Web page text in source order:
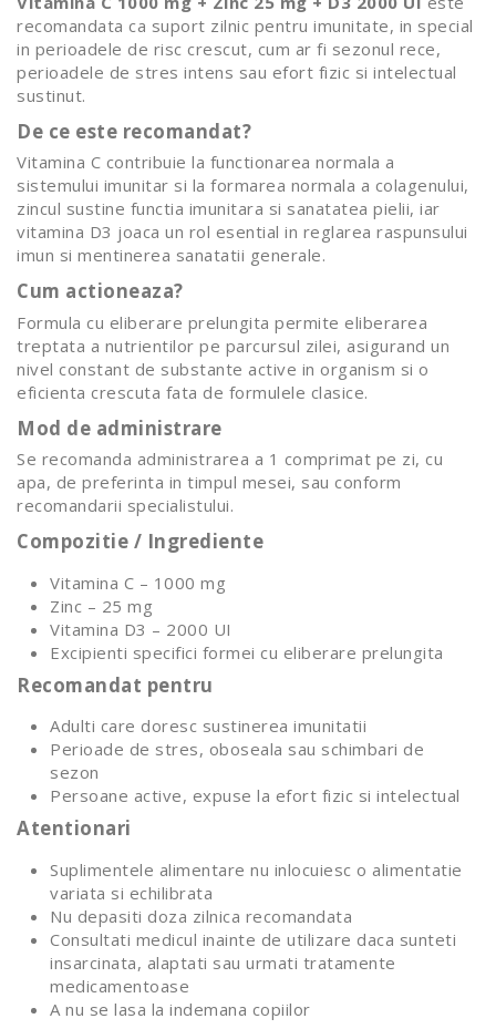
recomandata ca suport zilnic pentru imunitate, in special
in perioadele de risc crescut, cum ar fi sezonul rece,
perioadele de stres intens sau efort fizic si intelectual
sustinut.
De ce este recomandat?
Vitamina C contribuie la functionarea normala a
sistemului imunitar si la formarea normala a colagenului,
zincul sustine functia imunitara si sanatatea pielii, iar
vitamina D3 joaca un rol esential in reglarea raspunsului
imun si mentinerea sanatatii generale.
Cum actioneaza?
Formula cu eliberare prelungita permite eliberarea
treptata a nutrientilor pe parcursul zilei, asigurand un
nivel constant de substante active in organism si o
eficienta crescuta fata de formulele clasice.
Mod de administrare
Se recomanda administrarea a 1 comprimat pe zi, cu
apa, de preferinta in timpul mesei, sau conform
recomandarii specialistului.
Compozitie / Ingrediente
Vitamina C – 1000 mg
Zinc – 25 mg
Vitamina D3 – 2000 UI
Excipienti specifici formei cu eliberare prelungita
Recomandat pentru
Adulti care doresc sustinerea imunitatii
Perioade de stres, oboseala sau schimbari de
sezon
Persoane active, expuse la efort fizic si intelectual
Atentionari
Suplimentele alimentare nu inlocuiesc o alimentatie
variata si echilibrata
Nu depasiti doza zilnica recomandata
Consultati medicul inainte de utilizare daca sunteti
insarcinata, alaptati sau urmati tratamente
medicamentoase
A nu se lasa la indemana copiilor